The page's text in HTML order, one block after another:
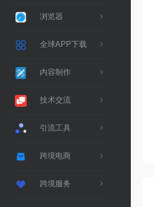
浏览器
全球APP下载
内容制作
技术交流
引流工具
跨境电商
跨境服务